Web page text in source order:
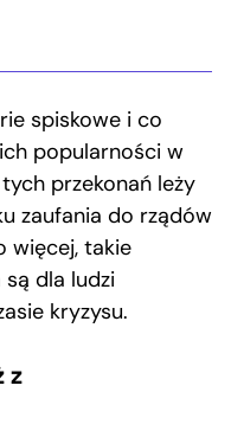
spiskowe i co
popularności w
przekonań leży
zaufania do rządów
więcej, takie
dla ludzi
kryzysu.
z